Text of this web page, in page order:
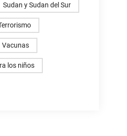
Sudan y Sudan del Sur
Vacunas
los niños